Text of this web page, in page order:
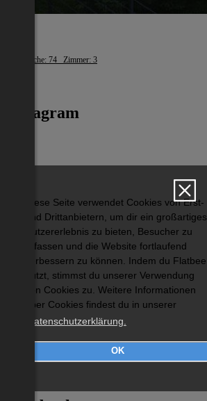
Diese Seite verwendet Cookies von Erst-
und Drittanbietern, um dir ein großartiges
Nutzererlebnis zu bieten, Besucher zu
erfassen und die Website fortlaufend
verbessern zu können. Indem du Flatbee
nutzt, stimmst du unserer Verwendung
von Cookies zu. Weitere Informationen
über Cookies findest du in unserer
Datenschutzerklärung.
OK
Wohnfläche: 74 Zimmer: 3
Instagram